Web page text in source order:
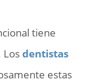
tiene
Losdentistas
estas